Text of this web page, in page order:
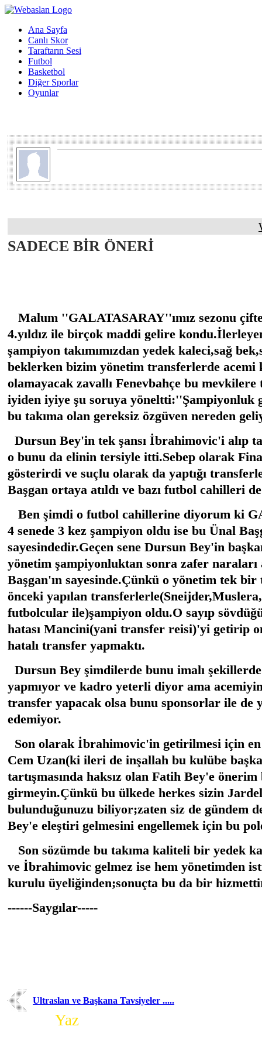
Ana Sayfa
Canlı Skor
Taraftarın Sesi
Futbol
Basketbol
Diğer Sporlar
Oyunlar
SADECE BİR ÖNERİ
Malum ''GALATASARAY''ımız sezonu
4.yıldız ile birçok maddi gelire
şampiyon takımımızdan yedek kaleci,sağ
beklerken bizim yönetim transferlerde acemi
olamayacak zavallı Fenevbahçe bu
iyiden iyiye şu soruya yöneltti:''Şampiyonluk
bu takıma olan gereksiz özgüven nereden
Dursun Bey'in tek şansı İbrahimovic'i alıp
o bunu da elinin tersiyle itti.Sebep olarak
gösterirdi ve suçlu olarak da yaptığı
Başgan ortaya atıldı ve bazı futbol cahilleri
Ben şimdi o futbol cahillerine diyorum ki
4 senede 3 kez şampiyon oldu ise bu Ünal
sayesindedir.Geçen sene Dursun Bey'in başkan
yönetim şampiyonluktan sonra zafer naraları
Başgan'ın sayesinde.Çünkü o yönetim tek
önceki yapılan
futbolcular ile)şampiyon oldu.O sayıp
hatası Mancini(yani transfer reisi)'yi getirip
hatalı transfer yapmaktı.
Dursun Bey şimdilerde bunu imalı
yapmıyor ve kadro yeterli diyor ama
transfer yapacak olsa bunu sponsorlar ile de
edemiyor.
Son olarak İbrahimovic'in getirilmesi için
Cem Uzan(ki ileri de inşallah bu kulübe
tartışmasında haksız olan Fatih Bey'e
girmeyin.Çünkü bu ülkede herkes sizin
bulunduğunuzu biliyor;zaten siz de gündem
Bey'e eleştiri gelmesini engellemek için bu
Son sözümde bu takıma kaliteli bir yedek
ve İbrahimovic gelmez ise hem yönetimden
kurulu üyeliğinden;sonuçta bu da bir
------Saygılar-----
Ultraslan ve Başkana Tavsiyeler .....
Yaz